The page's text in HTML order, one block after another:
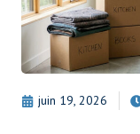
juin 19, 2026